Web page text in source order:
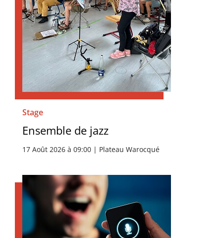
Stage
Ensemble de jazz
17 Août 2026 à 09:00 | Plateau Warocqué